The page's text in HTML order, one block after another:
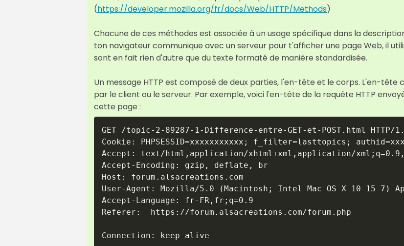
(https://developer.mozilla.org/fr/docs/Web/HTTP/Methods)
Chacune de ces méthodes est associée à un usage spécifique dans la
ton navigateur communique avec un serveur pour t'afficher une page Web, il
sont en fait rien d'autre que du texte formaté de manière standardisée.
Un message HTTP est composé de deux parties, l'en-tête et le corps. L'en-
par le client ou le serveur. Par exemple, voici l'en-tête de la requête HTTP
cette page :
GET /topic-2-89287-1-Difference-entre-GET-et-POST.html HTTP/
Cookie: PHPSESSID=xxxxxxxxxxx; f_filter=lasttopics;
Accept: text/html,application/xhtml+xml,application/
Accept-Encoding: gzip, deflate, br
Host: forum.alsacreations.com
User-Agent: Mozilla/5.0 (Macintosh; Intel Mac OS X 10_15_7)
Accept-Language: fr-FR,fr;q=0.9
Referer:  https://forum.alsacreations.com/forum.php
Connection: keep-alive